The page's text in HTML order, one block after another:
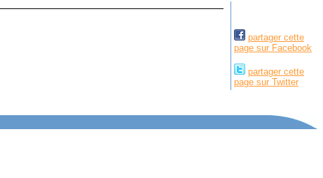
partager cette
page sur Facebook
partager cette
page sur Twitter